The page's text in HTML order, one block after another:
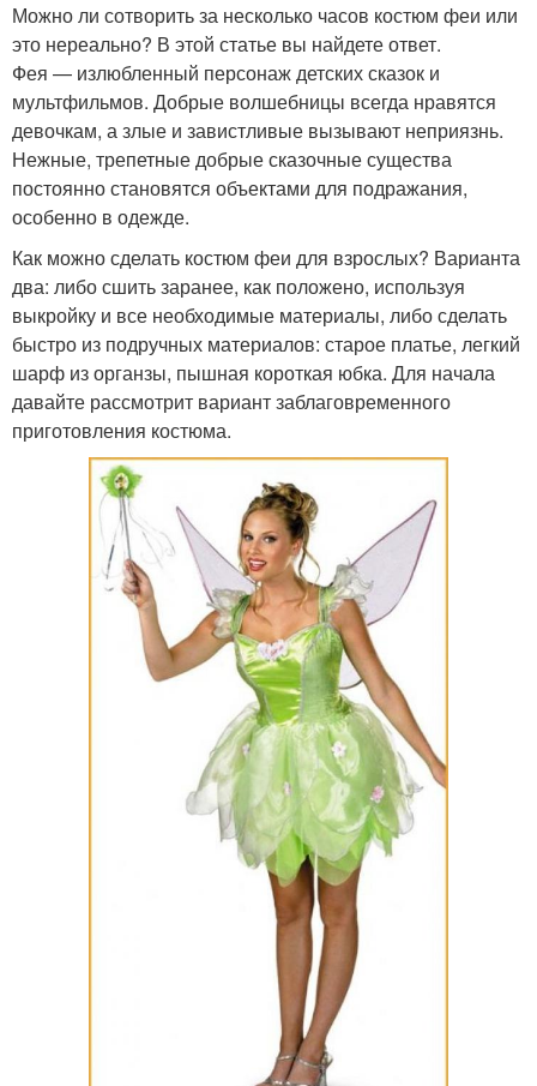
Можно ли сотворить за несколько часов костюм феи или
это нереально? В этой статье вы найдете ответ.
Фея — излюбленный персонаж детских сказок и
мультфильмов. Добрые волшебницы всегда нравятся
девочкам, а злые и завистливые вызывают неприязнь.
Нежные, трепетные добрые сказочные существа
постоянно становятся объектами для подражания,
особенно в одежде.
Как можно сделать костюм феи для взрослых? Варианта
два: либо сшить заранее, как положено, используя
выкройку и все необходимые материалы, либо сделать
быстро из подручных материалов: старое платье, легкий
шарф из органзы, пышная короткая юбка. Для начала
давайте рассмотрит вариант заблаговременного
приготовления костюма.